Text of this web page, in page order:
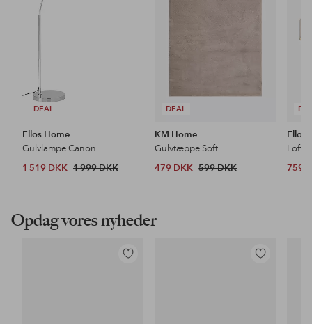
DEAL
Ellos Home
Gulvlampe Canon
1 519 DKK 1 999 DKK
DEAL
KM Home
Gulvtæppe Soft
479 DKK 599 DKK
Ellos
759
Opdag vores nyheder
Tilføj
Tilføj